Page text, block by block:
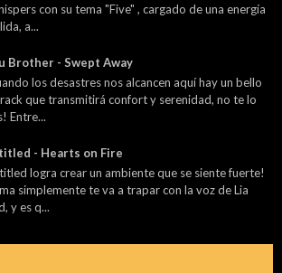
con su tema "Five" , cargado de una energía
a...
Brother - Swept Away
los desastres nos alcancen aquí hay un bello
que transmitirá confort y serenidad, no te lo
Entre...
- Hearts on Fire
logra crear un ambiente que se siente fuerte!
simplemente te va a trapar con la voz de Lia
y es q...